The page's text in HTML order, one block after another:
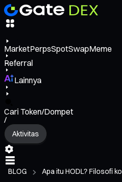
MarketPerpsSpotSwapMeme
Referral
Lainnya
Cari Token/Dompet
/
Aktivitas
BLOG Apa itu HODL? Filosofi